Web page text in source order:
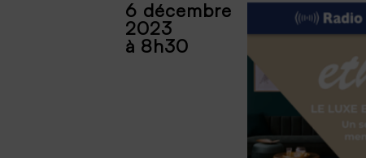
6 décembre
2023
à 8h30